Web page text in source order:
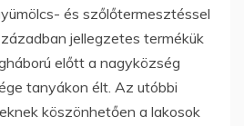
és szőlőtermesztéssel
jellegzetes termékük
előtt a nagyközség
tanyákon élt. Az utóbbi
köszönhetően a lakosok